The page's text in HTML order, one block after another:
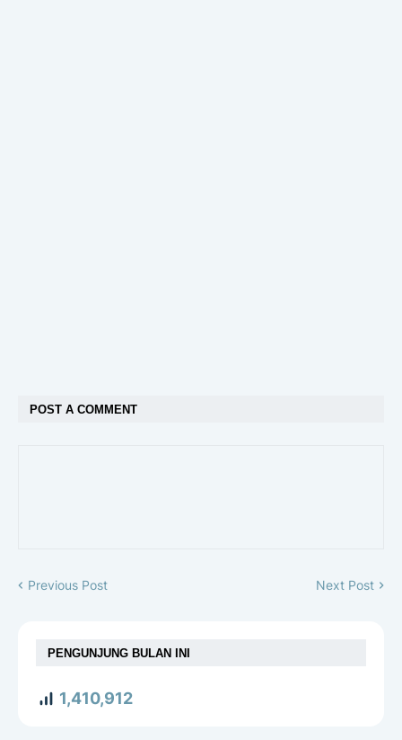
POST A COMMENT
Previous Post Next Post
PENGUNJUNG BULAN INI
1,410,912